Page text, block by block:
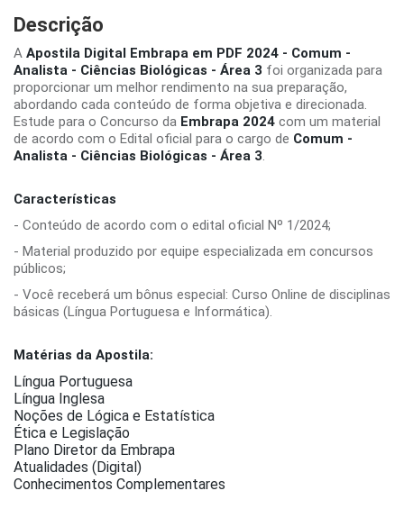
Descrição
A Apostila Digital Embrapa em PDF 2024 - Comum -
Analista - Ciências Biológicas - Área 3 foi organizada para
proporcionar um melhor rendimento na sua preparação,
abordando cada conteúdo de forma objetiva e direcionada.
Estude para o Concurso da Embrapa 2024 com um material
de acordo com o Edital oficial para o cargo de Comum -
Analista - Ciências Biológicas - Área 3.
Características
- Conteúdo de acordo com o edital oficial Nº 1/2024;
- Material produzido por equipe especializada em concursos
públicos;
- Você receberá um bônus especial: Curso Online de disciplinas
básicas (Língua Portuguesa e Informática).
Matérias da Apostila:
Língua Portuguesa
Língua Inglesa
Noções de Lógica e Estatística
Ética e Legislação
Plano Diretor da Embrapa
Atualidades (Digital)
Conhecimentos Complementares